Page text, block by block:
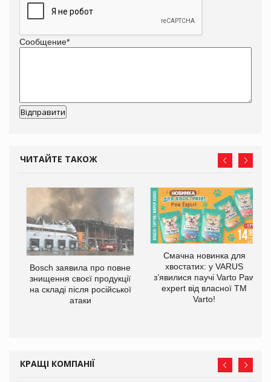
Сообщение*
ЧИТАЙТЕ ТАКОЖ
Bosch заявила про повне
знищення своєї продукції
на складі після російської
атаки
Смачна новинка для
хвостатих: у VARUS
з’явилися паучі Varto Paw
expert від власної ТМ
Varto!
КРАЩІ КОМПАНІЇ